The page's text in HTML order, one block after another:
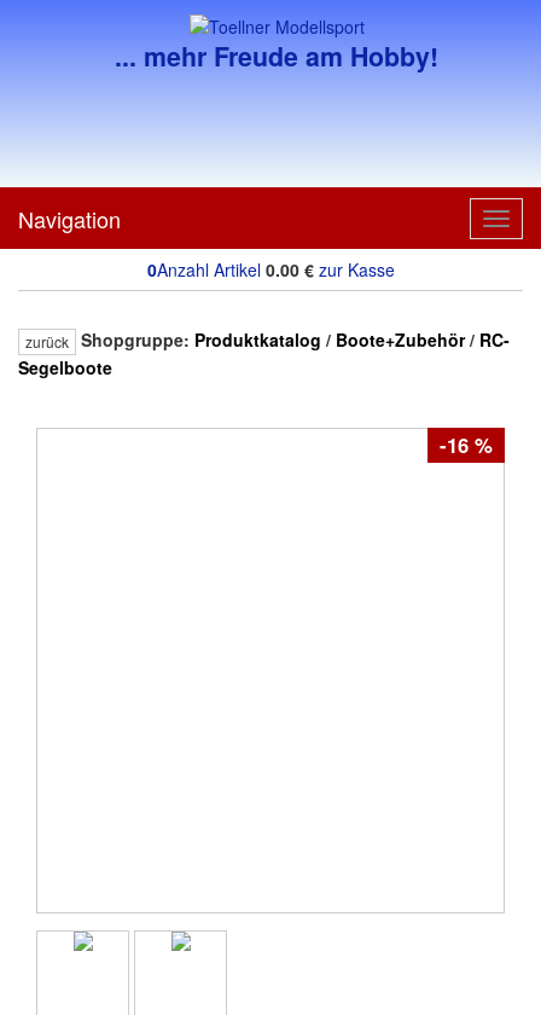
... mehr Freude am Hobby!
Navigation
0Anzahl Artikel 0.00€ zur Kasse
zurück Shopgruppe: Produktkatalog / Boote+Zubehör/ RC-
Segelboote
-16 %